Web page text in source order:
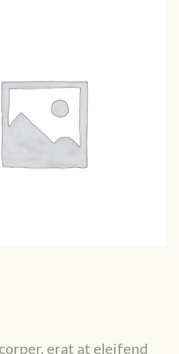
erat at eleifend